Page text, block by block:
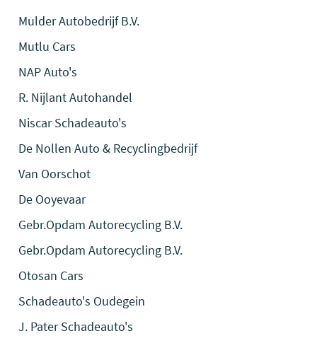
Mulder Autobedrijf B.V.
Mutlu Cars
NAP Auto's
R. Nijlant Autohandel
Niscar Schadeauto's
De Nollen Auto & Recyclingbedrijf
Van Oorschot
De Ooyevaar
Gebr.Opdam Autorecycling B.V.
Gebr.Opdam Autorecycling B.V.
Otosan Cars
Schadeauto's Oudegein
J. Pater Schadeauto's